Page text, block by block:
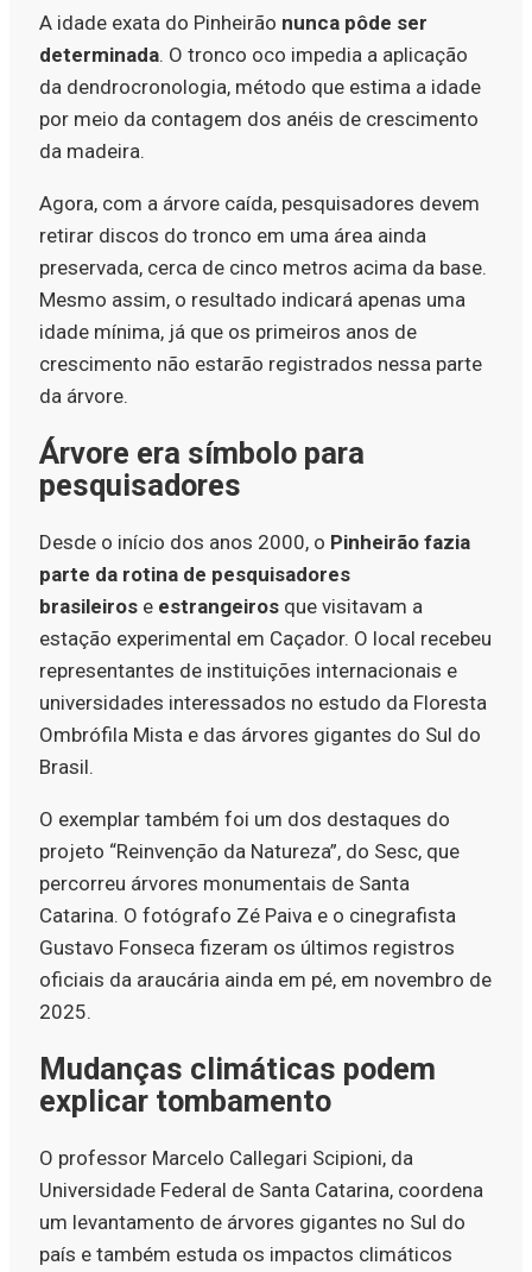
A idade exata do Pinheirão nunca pôde ser
determinada. O tronco oco impedia a aplicação
da dendrocronologia, método que estima a idade
por meio da contagem dos anéis de crescimento
da madeira.
Agora, com a árvore caída, pesquisadores devem
retirar discos do tronco em uma área ainda
preservada, cerca de cinco metros acima da base.
Mesmo assim, o resultado indicará apenas uma
idade mínima, já que os primeiros anos de
crescimento não estarão registrados nessa parte
da árvore.
Árvore era símbolo para
pesquisadores
Desde o início dos anos 2000, o Pinheirão fazia
parte da rotina de pesquisadores
brasileiros e estrangeiros que visitavam a
estação experimental em Caçador. O local recebeu
representantes de instituições internacionais e
universidades interessados no estudo da Floresta
Ombrófila Mista e das árvores gigantes do Sul do
Brasil.
O exemplar também foi um dos destaques do
projeto “Reinvenção da Natureza”, do Sesc, que
percorreu árvores monumentais de Santa
Catarina. O fotógrafo Zé Paiva e o cinegrafista
Gustavo Fonseca fizeram os últimos registros
oficiais da araucária ainda em pé, em novembro de
2025.
Mudanças climáticas podem
explicar tombamento
O professor Marcelo Callegari Scipioni, da
Universidade Federal de Santa Catarina, coordena
um levantamento de árvores gigantes no Sul do
país e também estuda os impactos climáticos